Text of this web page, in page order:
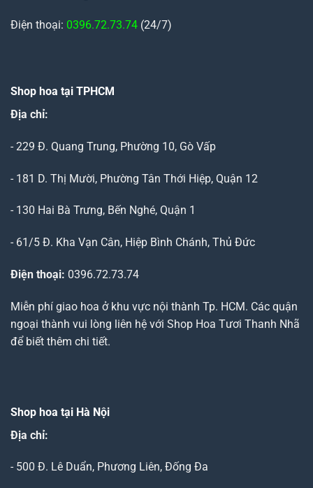
Điện thoại: 0396.72.73.74 (24/7)
Shop hoa tại TPHCM
Địa chỉ:
- 229 Đ. Quang Trung, Phường 10, Gò Vấp
- 181 D. Thị Mười, Phường Tân Thới Hiệp, Quận 12
- 130 Hai Bà Trưng, Bến Nghé, Quận 1
- 61/5 Đ. Kha Vạn Cân, Hiệp Bình Chánh, Thủ Đức
Điện thoại: 0396.72.73.74
Miễn phí giao hoa ở khu vực nội thành Tp. HCM. Các quận
ngoại thành vui lòng liên hệ với Shop Hoa Tươi Thanh Nhã
để biết thêm chi tiết.
Shop hoa tại Hà Nội
Địa chỉ:
- 500 Đ. Lê Duẩn, Phương Liên, Đống Đa